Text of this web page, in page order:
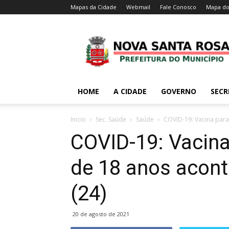
Mapas da Cidade Webmail Fale Conosco Mapa
HOME A CIDADE GOVERNO
Inicio Sec. Saúde Saúde COVID-19: Vacina
COVID-19:
de 18 anos
(24)
20 de agosto de 2021